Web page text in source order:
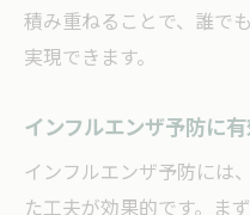
積み重ねることで、誰で
実現できます。
インフルエンザ予防に
インフルエンザ予防には
た工夫が効果的です。ま